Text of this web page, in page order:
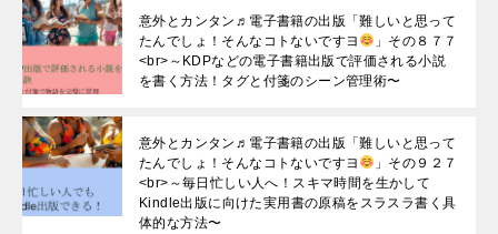
意外とカンタン♬電子書籍の出版「難しいと思って
たんでしょ！そんなコトないですヨ
」その８７７
<br>～KDPなどの電子書籍出版で評価される小説
を書く方法！タグと付箋のシーン管理術〜
意外とカンタン♬電子書籍の出版「難しいと思って
たんでしょ！そんなコトないですヨ
」その９２７
<br>～毎日忙しい人へ！スキマ時間を生かして
Kindle出版に向けた実用書の原稿をスラスラ書く具
体的な方法〜